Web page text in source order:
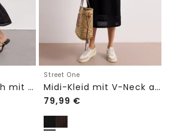
Midikleid aus Mesh mit Leo-Print
Street One
Midi-Kleid mit V-Neck aus Spitze
79,99 €